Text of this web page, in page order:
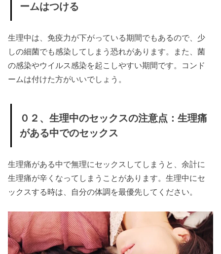
点：イ
を彼氏
にぶつ
けない
› ◎生理中の彼
» ０１、
の彼氏
との過
ごし
宅でま
ったり
» ０２、
ームはつける
生理中は、免疫力が下がっている期間でもあるので、少
しの細菌でも感染してしまう恐れがあります。また、菌
の感染やウイルス感染を起こしやすい期間です。コンド
ームは付けた方がいいでしょう。
０２、生理中のセックスの注意点：生理痛
がある中でのセックス
生理痛がある中で無理にセックスしてしまうと、余計に
生理痛が辛くなってしまうことがあります。生理中にセ
ックスする時は、自分の体調を最優先してください。